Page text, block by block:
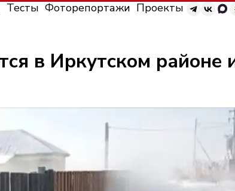
Тесты Фоторепортажи Проекты
в Иркутском районе